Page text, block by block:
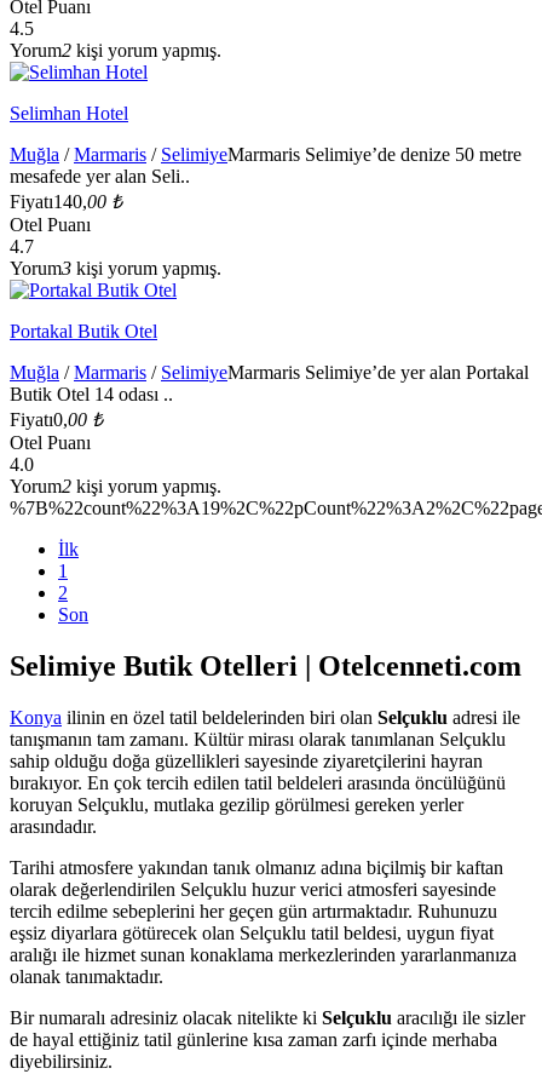
Otel Puanı
4.5
Yorum2 kişi yorum yapmış.
Selimhan Hotel
Muğla /Marmaris / SelimiyeMarmaris Selimiye’de denize 50 metre
mesafede yer alan Seli..
Fiyatı140,00 ₺
Otel Puanı
4.7
Yorum3 kişi yorum yapmış.
Portakal Butik Otel
Muğla /Marmaris / SelimiyeMarmaris Selimiye’de yer alan Portakal
Butik Otel 14 odası ..
Fiyatı0,00 ₺
Otel Puanı
4.0
Yorum2 kişi yorum yapmış.
İlk
1
2
Son
Selimiye Butik Otelleri | Otelcenneti.com
Konya ilinin en özel tatil beldelerinden biri olan Selçuklu adresi ile
tanışmanın tam zamanı. Kültür mirası olarak tanımlanan Selçuklu
sahip olduğu doğa güzellikleri sayesinde ziyaretçilerini hayran
bırakıyor. En çok tercih edilen tatil beldeleri arasında öncülüğünü
koruyan Selçuklu, mutlaka gezilip görülmesi gereken yerler
arasındadır.
Tarihi atmosfere yakından tanık olmanız adına biçilmiş bir kaftan
olarak değerlendirilen Selçuklu huzur verici atmosferi sayesinde
tercih edilme sebeplerini her geçen gün artırmaktadır. Ruhunuzu
eşsiz diyarlara götürecek olan Selçuklu tatil beldesi, uygun fiyat
aralığı ile hizmet sunan konaklama merkezlerinden yararlanmanıza
olanak tanımaktadır.
Bir numaralı adresiniz olacak nitelikte ki Selçuklu aracılığı ile sizler
de hayal ettiğiniz tatil günlerine kısa zaman zarfı içinde merhaba
diyebilirsiniz.